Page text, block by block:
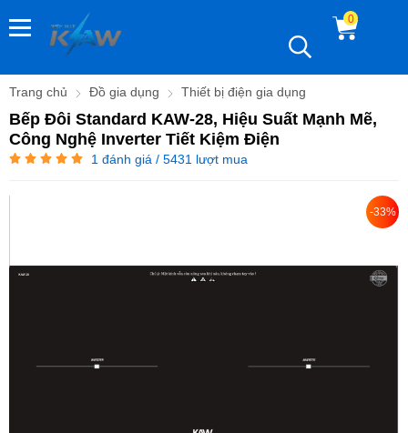
0
Trang chủ Đồ gia dụng Thiết bị điện gia dụng
Bếp Đôi Standard KAW-28, Hiệu Suất Mạnh Mẽ,
Công Nghệ Inverter Tiết Kiệm Điện
1 đánh giá / 5431 lượt mua
-33%